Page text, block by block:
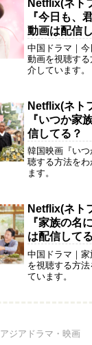
Netflix(ネト
『今日も、
動画は配信
中国ドラマ｜
動画を視聴す
介しています。
Netflix(ネト
『いつか家
信してる？
韓国映画『い
聴する方法を
ます。
Netflix(ネト
『家族の名
は配信して
中国ドラマ｜
を視聴する方
ています。
アジアドラマ・映画